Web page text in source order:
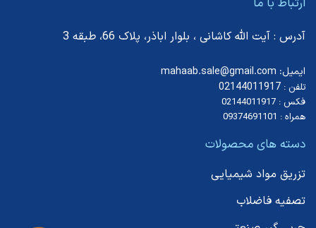
آدرس : آیت الله کاشانی ، بلوار اباذر، پلاک 66، طبقه 3
ایمیل: mahaab.sale@gmail.com
تلفن : 02144011917
فکس : 02144011917
همراه : 09374691101
دسته های محصولات
تزریق مواد شیمیایی
تصفیه فاضلاب